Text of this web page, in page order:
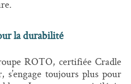
la durabilité
ROTO, certifiée Cradle
toujours plus pour